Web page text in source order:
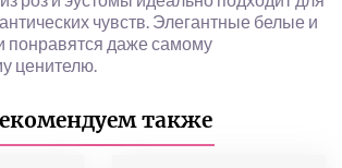
чувств. Элегантные белые и
понравятся даже самому
ценителю.
также